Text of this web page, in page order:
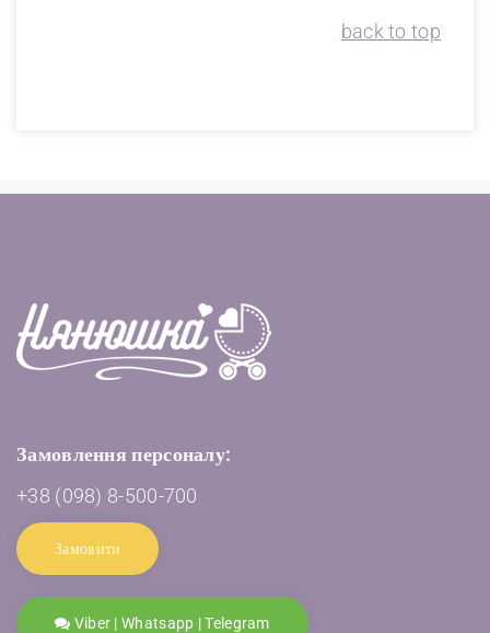
back to top
Замовлення персоналу:
+38 (098) 8-500-700
Замовити
Viber | Whatsapp | Telegram